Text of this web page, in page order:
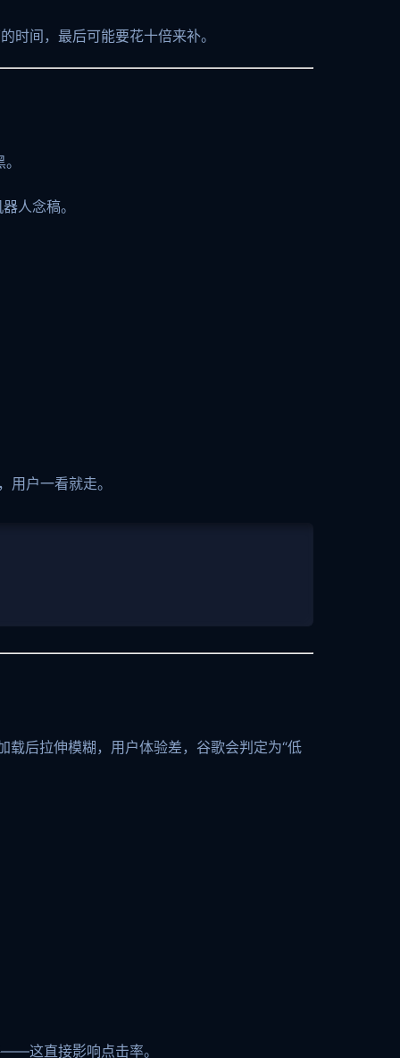
间，最后可能要花十倍来补。
人念稿。
户一看就走。
后拉伸模糊，用户体验差，谷歌会判定为“低
这直接影响点击率。